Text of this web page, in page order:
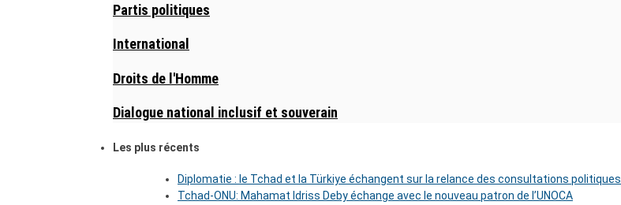
Partis politiques
International
Droits de l'Homme
Dialogue national inclusif et souverain
Les plus récents
Diplomatie : le Tchad et la Türkiye échangent sur la relance des consultations politiques
Tchad-ONU: Mahamat Idriss Deby échange avec le nouveau patron de l’UNOCA